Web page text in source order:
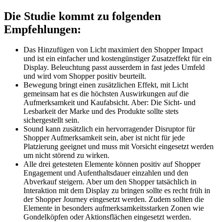
Die Studie kommt zu folgenden
Empfehlungen:
Das Hinzufügen von Licht maximiert den Shopper Impact
und ist ein einfacher und kostengünstiger Zusatzeffekt für ein
Display. Beleuchtung passt ausserdem in fast jedes Umfeld
und wird vom Shopper positiv beurteilt.
Bewegung bringt einen zusätzlichen Effekt, mit Licht
gemeinsam hat es die höchsten Auswirkungen auf die
Aufmerksamkeit und Kaufabsicht. Aber: Die Sicht- und
Lesbarkeit der Marke und des Produkte sollte stets
sichergestellt sein.
Sound kann zusätzlich ein hervorragender Disruptor für
Shopper Aufmerksamkeit sein, aber ist nicht für jede
Platzierung geeignet und muss mit Vorsicht eingesetzt werden
um nicht störend zu wirken.
Alle drei getesteten Elemente können positiv auf Shopper
Engagement und Aufenthaltsdauer einzahlen und den
Abverkauf steigern. Aber um den Shopper tatsächlich in
Interaktion mit dem Display zu bringen sollte es recht früh in
der Shopper Journey eingesetzt werden. Zudem sollten die
Elemente in besonders aufmerksamkeitsstarken Zonen wie
Gondelköpfen oder Aktionsflächen eingesetzt werden.